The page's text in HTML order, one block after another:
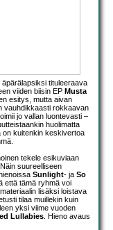
äpärälapsiksi tituleeraava
viiden biisin EP Musta
esitys, mutta aivan
vauhdikkaasti rokkaavan
jo vallan luontevasti –
huolimatta
on kuitenkin keskivertoa
tekele esikuviaan
suureelliseen
Sunlight- ja So
että tämä ryhmä voi
lisäksi loistava
tilaa muillekin kuin
yksi viime vuoden
Lullabies. Hieno avaus